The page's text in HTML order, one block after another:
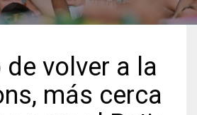
de volver a la
más cerca